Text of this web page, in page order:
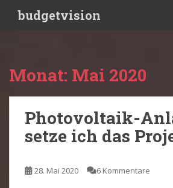
budgetvision
Monat: Mai 2020
Photovoltaik-
setze ich das
28. Mai 2020 6 Kommentare